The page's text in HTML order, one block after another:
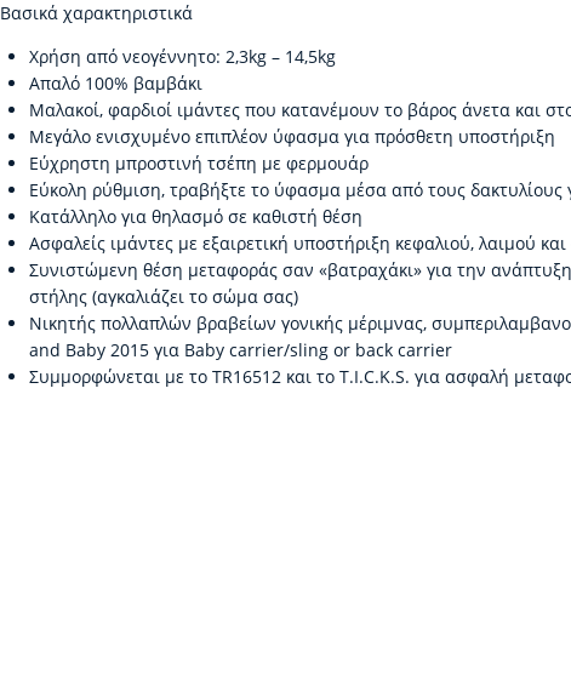
Βασικά χαρακτηριστικά
Χρήση από νεογέννητο: 2,3kg – 14,5kg
Απαλό 100% βαμβάκι
Μαλακοί, φαρδιοί ιμάντες που κατανέμουν το βάρος άνετα και
Μεγάλο ενισχυμένο επιπλέον ύφασμα για πρόσθετη υποστήριξη
Εύχρηστη μπροστινή τσέπη με φερμουάρ
Εύκολη ρύθμιση, τραβήξτε το ύφασμα μέσα από τους δακτυλίους
Κατάλληλο για θηλασμό σε καθιστή θέση
Ασφαλείς ιμάντες με εξαιρετική υποστήριξη κεφαλιού, λαιμού
Συνιστώμενη θέση μεταφοράς σαν «βατραχάκι» για την
στήλης (αγκαλιάζει το σώμα σας)
Νικητής πολλαπλών βραβείων γονικής μέριμνας,
and Baby 2015 για Baby carrier/sling or back carrier
Συμμορφώνεται με το TR16512 και το T.I.C.K.S. για ασφαλή